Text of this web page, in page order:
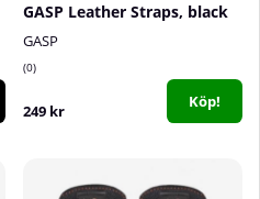
GASP Leather Straps, black
GASP
0
249 kr Köp!